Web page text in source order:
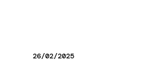
26/02/2025